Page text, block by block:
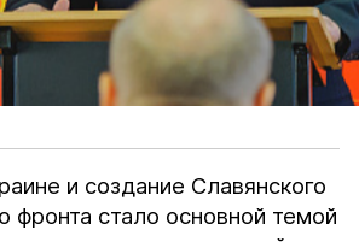
и создание Славянского
фронта стало основной темой